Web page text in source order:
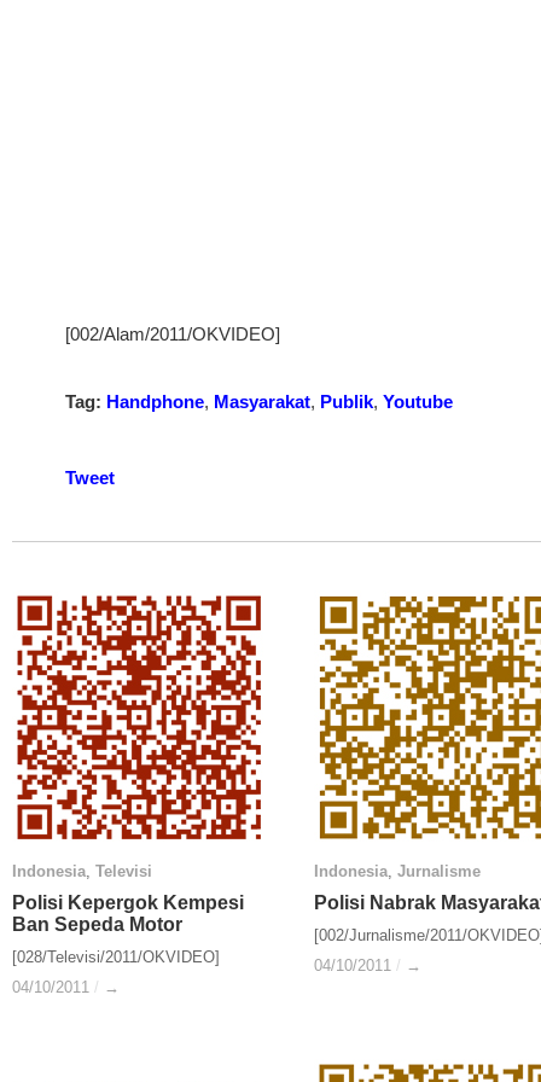
[002/Alam/2011/OKVIDEO]
Tag: Handphone, Masyarakat, Publik, Youtube
Tweet
Indonesia, Televisi
Polisi Kepergok Kempesi
Ban Sepeda Motor
[028/Televisi/2011/OKVIDEO]
04/10/2011 / →
Indonesia Televisi
Polisi Kepergok Kempesi
Ban Sepeda Motor
04/10/2011 / →
Indonesia, Jurnalisme
Polisi Nabrak
[002/Jurnalisme/2011/
04/10/2011 / →
Indonesia Jurnalisme
Polisi Nabrak
04/10/2011 / →